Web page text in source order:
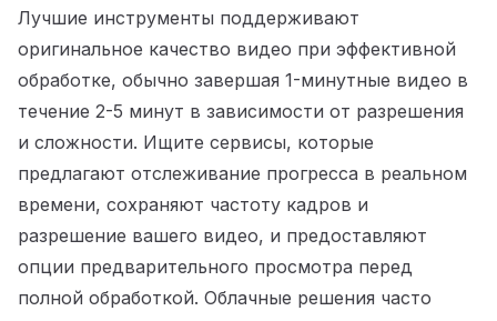
Лучшие инструменты поддерживают
оригинальное качество видео при эффективной
обработке, обычно завершая 1-минутные видео в
течение 2-5 минут в зависимости от разрешения
и сложности. Ищите сервисы, которые
предлагают отслеживание прогресса в реальном
времени, сохраняют частоту кадров и
разрешение вашего видео, и предоставляют
опции предварительного просмотра перед
полной обработкой. Облачные решения часто